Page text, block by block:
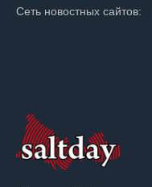
Сеть новостных сайтов: